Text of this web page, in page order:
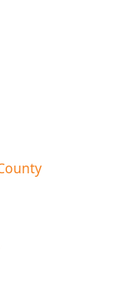
için başarılı
County